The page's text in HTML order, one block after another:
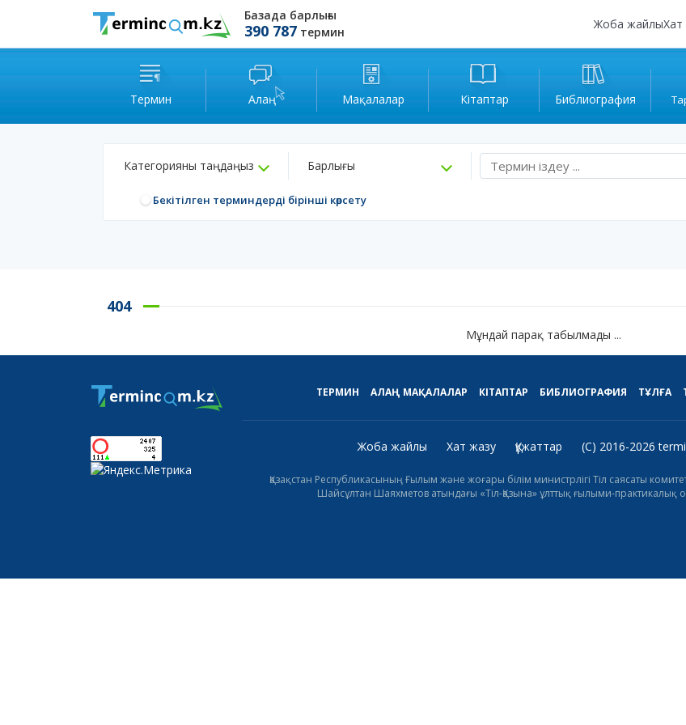
Базада барлығы
390 787 термин
Жоба жайлыХат
Термин Алаң Мақалалар Кітаптар Библиография
Категорияны таңдаңыз Барлығы
Бекітілген терминдерді бірінші көрсету
404
Мұндай парақ табылмады ...
ТЕРМИН АЛАҢ МАҚАЛАЛАР КІТАПТАР БИБЛИОГРАФИЯ ТҰЛҒА
Жоба жайлы Хат жазу Құжаттар (C) 2016-2026
Қазақстан Республикасының Ғылым және жоғары білім министрлігі Тіл саясаты
Шайсұлтан Шаяхметов атындағы «Тіл-Қазына» ұлттық ғылыми-практикалық